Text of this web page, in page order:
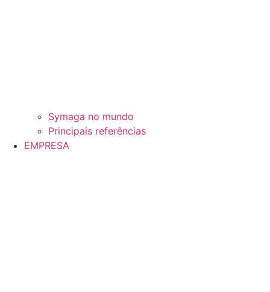
Symaga no mundo
Principais referências
EMPRESA